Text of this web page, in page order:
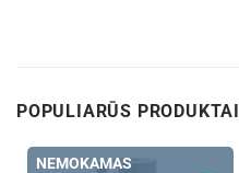
POPULIARŪS PRODUKTAI
NEMOKAMAS